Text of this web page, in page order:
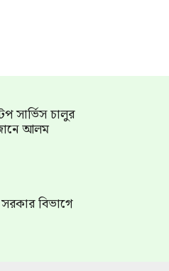
সার্ভিস চালুর
আলম
সরকার বিভাগে